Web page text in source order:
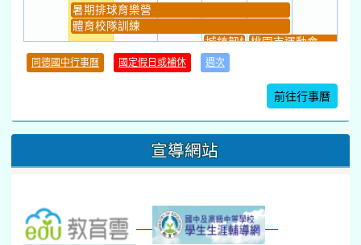
暑期排球育樂營
體育校隊訓練
城鎮韌性(防空)演習
桃園市運動會
暑期體育育樂營結束
21 22
桃園市運動會
數感實驗夏令營(整天)
新生智力測驗補測(...
下午-新進教師研習
教師備課會議
新生訓練(整天)新生訓練(~12:00)
下午-校務會議14:00-
同德國中行事曆 國定假日或補休 週次
前往行事曆
宣導網站